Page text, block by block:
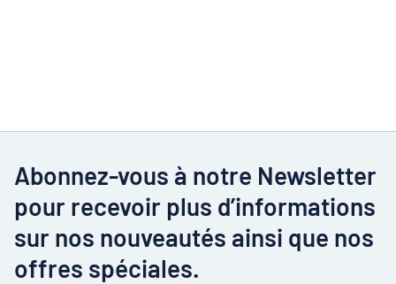
Abonnez-vous à notre Newsletter
pour recevoir plus d’informations
sur nos nouveautés ainsi que nos
offres spéciales.